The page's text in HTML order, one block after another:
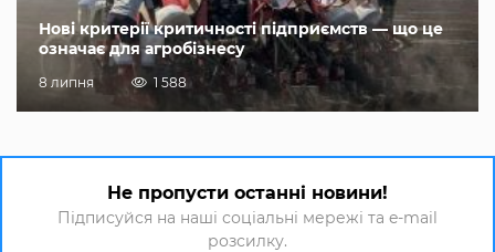
Нові критерії критичності підприємств — що це
означає для агробізнесу
8 липня 1 588
Не пропусти останні новини!
Підписуйся на наші соціальні мережі та e-mail
розсилку.